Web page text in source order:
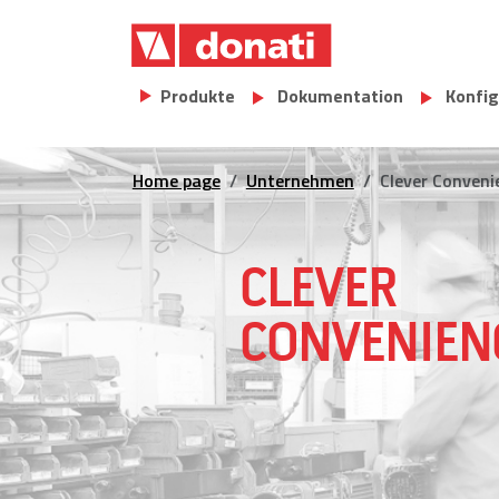
Main navigation
Produkte Dokumentation
Home page Unternehmen Clever
CLEVER